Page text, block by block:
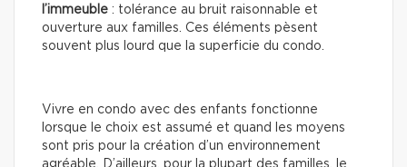
l’immeuble : tolérance au bruit raisonnable et
ouverture aux familles. Ces éléments pèsent
souvent plus lourd que la superficie du condo.
Vivre en condo avec des enfants fonctionne
lorsque le choix est assumé et quand les moyens
sont pris pour la création d’un environnement
agréable. D’ailleurs, pour la plupart des familles, le